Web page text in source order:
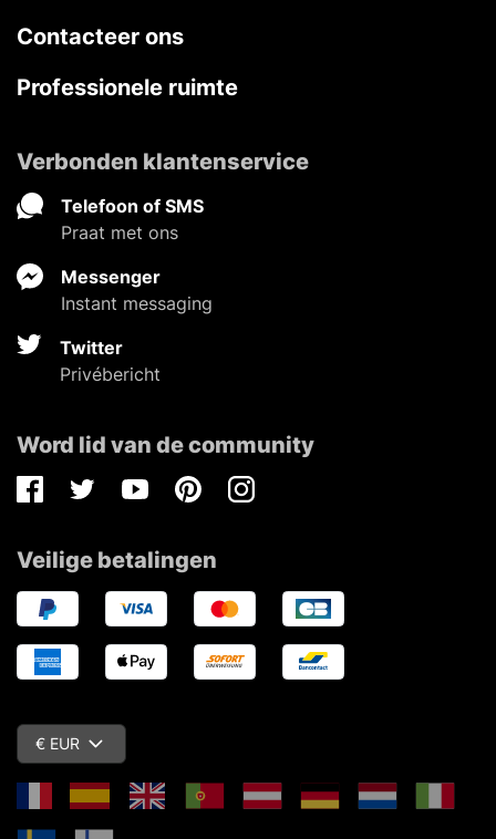
Contacteer ons
Professionele ruimte
Verbonden klantenservice
Telefoon of SMS
Praat met ons
Messenger
Instant messaging
Twitter
Privébericht
Word lid van de community
FacebookTwitterYoutubePinterestInstagram
Veilige betalingen
€ EUR